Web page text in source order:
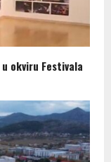
okviru Festivala